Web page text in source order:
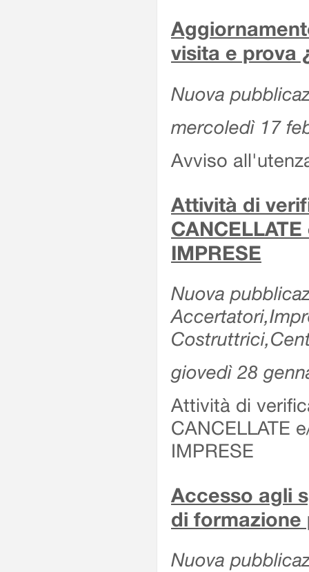
visita e prova
Nuova
mercoledì 17
Avviso
Attività di
IMPRESE
Nuova
giovedì 28
Attività di
CANCELLATE
IMPRESE
Accesso agli
di formazione
Nuova